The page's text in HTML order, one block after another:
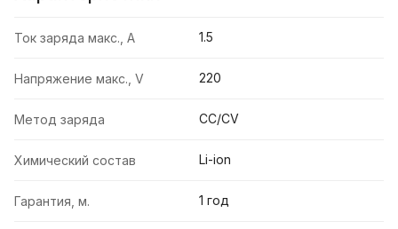
Ток заряда макс., А 1.5
Напряжение макс., V 220
Метод заряда CC/CV
Химический состав Li-ion
Гарантия, м. 1 год